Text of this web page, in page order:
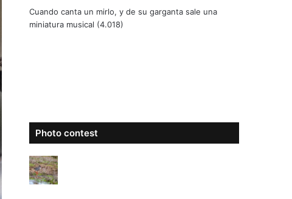
Cuando canta un mirlo, y de su garganta sale una
miniatura musical (4.018)
Photo contest